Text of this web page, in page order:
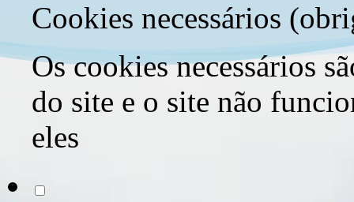
Cookies necessários
Os cookies necessários
do site e o site não
eles